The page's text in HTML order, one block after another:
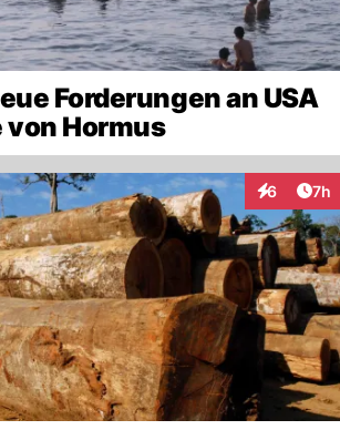
Forderungen an USA
von Hormus
6 7h